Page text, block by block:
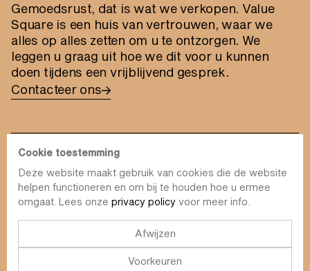
Gemoedsrust, dat is wat we verkopen. Value
Square is een huis van vertrouwen, waar we
alles op alles zetten om u te ontzorgen. We
leggen u graag uit hoe we dit voor u kunnen
doen tijdens een vrijblijvend gesprek.
Contacteer ons
info@value-square.be
+32 9 241 57 57
DBI
Over ons
Contact
Simulator
Cookie toestemming
Deze website maakt gebruik van cookies die de website
helpen functioneren en om bij te houden hoe u ermee
omgaat. Lees onze privacy policy voor meer info.
Afwijzen
Voorkeuren